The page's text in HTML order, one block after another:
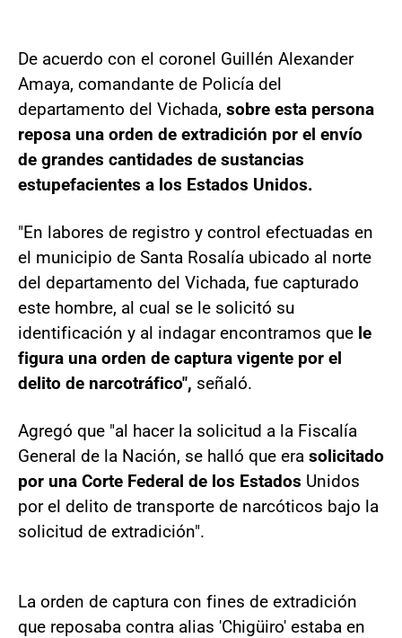
De acuerdo con el coronel Guillén Alexander
Amaya, comandante de Policía del
departamento del Vichada, sobre esta persona
reposa una orden de extradición por el envío
de grandes cantidades de sustancias
estupefacientes a los Estados Unidos.
"En labores de registro y control efectuadas en
el municipio de Santa Rosalía ubicado al norte
del departamento del Vichada, fue capturado
este hombre, al cual se le solicitó su
identificación y al indagar encontramos que le
figura una orden de captura vigente por el
delito de narcotráfico", señaló.
Agregó que "al hacer la solicitud a la Fiscalía
General de la Nación, se halló que era solicitado
por una Corte Federal de los Estados Unidos
por el delito de transporte de narcóticos bajo la
solicitud de extradición".
La orden de captura con fines de extradición
que reposaba contra alias 'Chigüiro' estaba en